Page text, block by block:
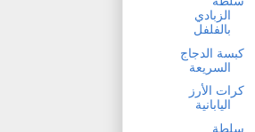
الزبادي
بالفلفل
كبسة الدجاج
السريعة
كرات الأرز
اليابانية
سلطة